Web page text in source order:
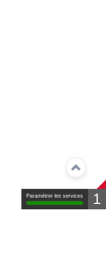
Paramétrer les services 1